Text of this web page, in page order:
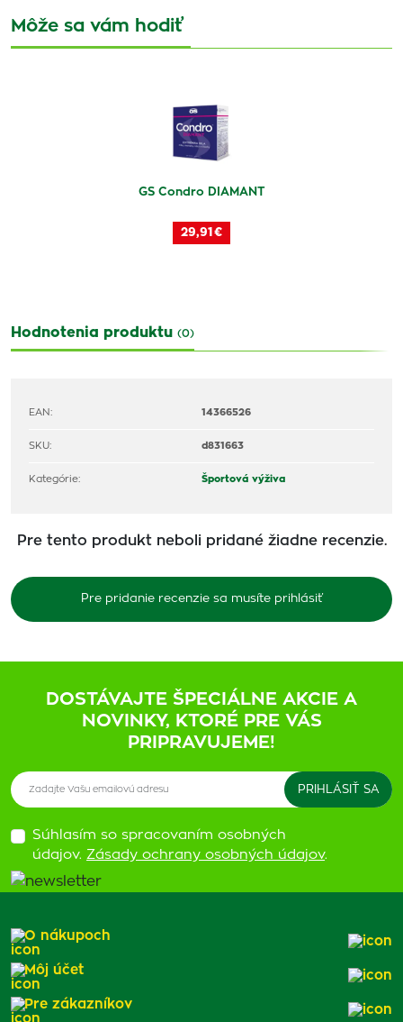
Môže sa vám hodiť
GS Condro DIAMANT
29,91 €
Hodnotenia produktu (0)
EAN: 14366526
SKU: d831663
Kategórie: Športová výživa
Pre tento produkt neboli pridané žiadne recenzie.
Pre pridanie recenzie sa musíte prihlásiť
DOSTÁVAJTE ŠPECIÁLNE AKCIE A
NOVINKY, KTORÉ PRE VÁS
PRIPRAVUJEME!
Súhlasím so spracovaním osobných
údajov. Zásady ochrany osobných údajov.
O nákupoch
Môj účet
Pre zákazníkov